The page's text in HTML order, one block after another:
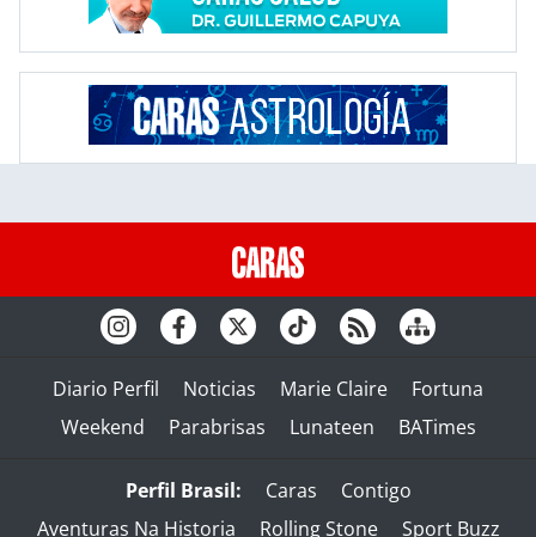
Diario Perfil Noticias Marie Claire
Fortuna
Weekend
Parabrisas Lunateen BATimes
Perfil Brasil: Caras
Contigo
Aventuras Na Historia
Rolling Stone
Sport Buzz